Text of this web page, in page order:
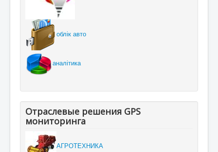
облік авто
аналітика
Отраслевые решения GPS
мониторинга
АГРОТЕХНИКА